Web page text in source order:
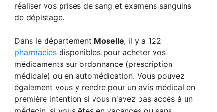
réaliser vos prises de sang et examens sanguins
de dépistage.
Dans le département Moselle, il y a 122
pharmacies disponibles pour acheter vos
médicaments sur ordonnance (prescription
médicale) ou en automédication. Vous pouvez
également vous y rendre pour un avis médical en
première intention si vous n'avez pas accès à un